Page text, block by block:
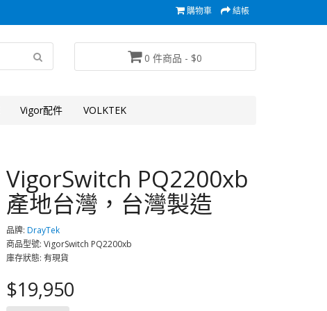
購物車 結帳
0 件商品 - $0
Vigor配件 VOLKTEK
VigorSwitch PQ2200xb
產地台灣，台灣製造
品牌: DrayTek
商品型號: VigorSwitch PQ2200xb
庫存狀態: 有現貨
$19,950